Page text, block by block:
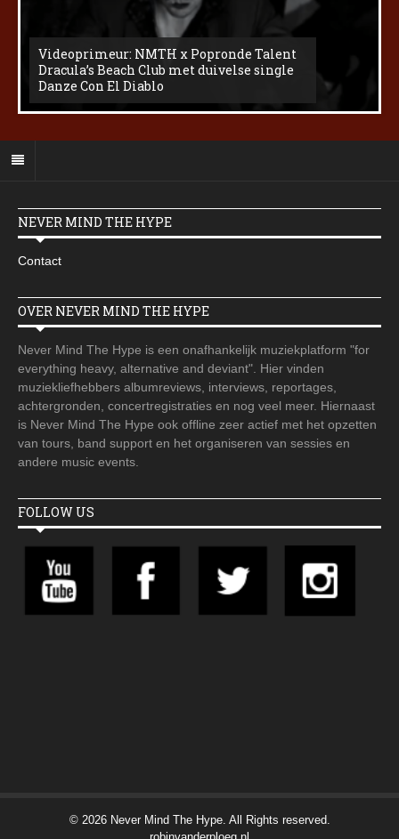
Videoprimeur: NMTH x Popronde Talent
Dracula’s Beach Club met duivelse single
Danze Con El Diablo
NEVER MIND THE HYPE
Contact
OVER NEVER MIND THE HYPE
Never Mind The Hype is een onafhankelijk muziekplatform "for
everything heavy, alternative and deviant". Hier vinden
muziekliefhebbers albumreviews, interviews, reportages,
achtergronden, concertregistraties en nog veel meer. Hiernaast
is Never Mind The Hype ook offline zeer actief met het opzetten
van tours, band support en het organiseren van sessies en
andere music events.
FOLLOW US
© 2026 Never Mind The Hype. All Rights reserved.